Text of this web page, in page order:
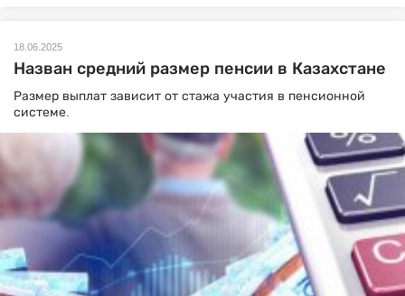
18.06.2025
Назван средний размер пенсии в Казахстане
Размер выплат зависит от стажа участия в пенсионной
системе.